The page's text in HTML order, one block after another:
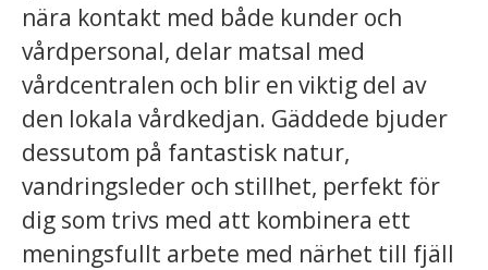
nära kontakt med både kunder och
vårdpersonal, delar matsal med
vårdcentralen och blir en viktig del av
den lokala vårdkedjan. Gäddede bjuder
dessutom på fantastisk natur,
vandringsleder och stillhet, perfekt för
dig som trivs med att kombinera ett
meningsfullt arbete med närhet till fjäll